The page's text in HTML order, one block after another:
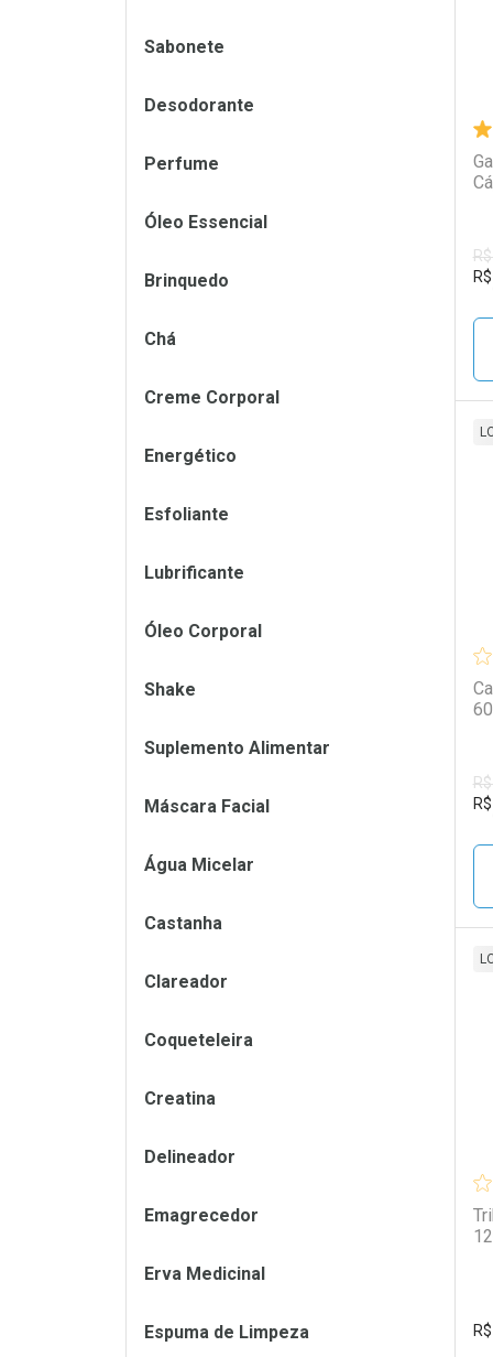
R$
R$
R$
Sabonete
Desodorante
Perfume
Óleo Essencial
Brinquedo
Chá
Creme Corporal
Energético
Esfoliante
Lubrificante
Óleo Corporal
Shake
Suplemento Alimentar
Máscara Facial
Água Micelar
Castanha
Clareador
Coqueteleira
Creatina
Delineador
Emagrecedor
Erva Medicinal
Espuma de Limpeza